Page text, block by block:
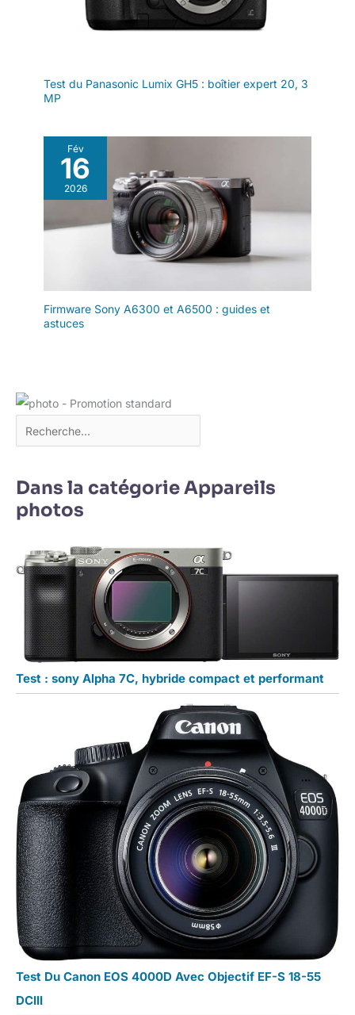
Test du Panasonic Lumix GH5 : boîtier expert 20, 3
MP
Fév
16
2026
Firmware Sony A6300 et A6500 : guides et
astuces
Dans la catégorie Appareils
photos
Test : sony Alpha 7C, hybride compact et performant
Test Du Canon EOS 4000D Avec Objectif EF-S 18-55
DCIII